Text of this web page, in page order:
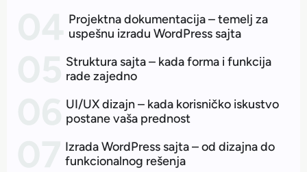
Projektna dokumentacija – temelj za
uspešnu izradu WordPress sajta
Struktura sajta – kada forma i funkcija
rade zajedno
UI/UX dizajn – kada korisničko iskustvo
postane vaša prednost
Izrada WordPress sajta – od dizajna do
funkcionalnog rešenja